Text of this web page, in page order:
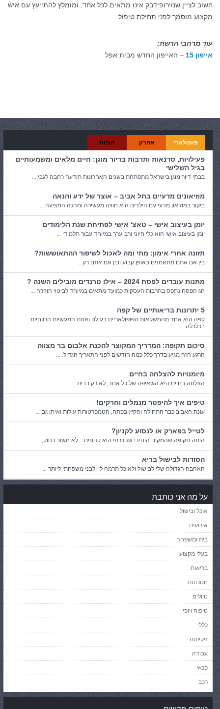
חשוב לציין שנוירופידבק אינו מתאים לכל אחד, ומומלץ להתייעץ עם איש
מקצוע מוסמך לפני תחילת טיפול
עוד מרחבי הרשת:
אייפון 15
– האייפון החדש מבית אפל
פופולארי אחרון תגיות
פעילויות, סדנאות ותרבות בדיור מוגן: חיים מלאים ומשמעותיים
בגיל השלישי
בבתי דיור מוגן בישראל מתפתחת בשנים האחרונות תודעה רחבה לגבי ...
מוזיאונים מדעיים בתל אביב – אוצר של ידע והנאה
ביקור במוזיאון מדעי עם הילדים הוא חוויה מעשירה ומהנה המציעה ...
יומן בעיצוב אישי – טאצ' אישי לפתיחת שנת הלימודים
יומן בעיצוב אישי הוא כלי חיוני ורב-ערך במיוחד עבור תלמידי ...
תזונה אחרי אימון: מתי ומה לאכול לשיפור ההתאוששות?
בין אם אתם מתאמנים באופן קבוע ובין אם אתם רק ...
מתנות עובדים לפסח 2024 – אילו טרנדים מובילים השנה ?
חג הפסח נתפס בתרבות העסקית כמועד מתאים במיוחד לביטוי הוקרה ...
5 יתרונות בריאותיים של קפה
קפה הוא אחד מהמשקאות הפופולאריים בעולם ואחת התעשיות הרווחיות
בכלכלה ...
סיכום תקופה: המדריך המקוצר להכנת אלבום בר מצווה
הרגע הזה מגיע בדרך כלל כמה חודשים לפני התאריך הגדול. ...
מיומנויות להצלחה בחיים
הצלחה בחיים היא השאיפה של כל אחד, לא רק בבית ...
טיפים איך להיפטר מנמלים וחרקים!
עונת האביב כבר התחילה והקיץ בפתח, הטמפרטורות עולות ואיתן גם ...
לטייל בפארק או לנסוע לקניון?
היתה תקופה שהמקום היחידי שהכרתי הוא קניונים... לא חשוב רחוק, ...
הסודות לבישול בריא
האהבה הגדולה שלי לבישול ולאוכל תרמה לי ולבני משפחתי ליותר ...
על מה אני כותבת
אוכל ובישול
אירועים
בית ומשפחה
בעלי מקצוע
בריאות
חסכונות
טיולים
טיפוח ויופי
כללי
ניקיונות
עבודה
פנאי
רכב